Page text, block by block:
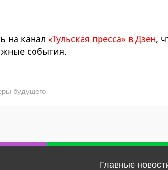
на канал «Тульская пресса» в Дзен,
события.
будущего
Главные